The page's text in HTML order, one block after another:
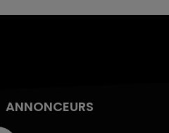
ANNONCEURS